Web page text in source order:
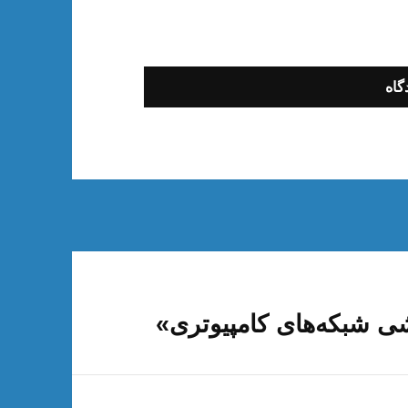
شبکه‌های کامپیوتری»